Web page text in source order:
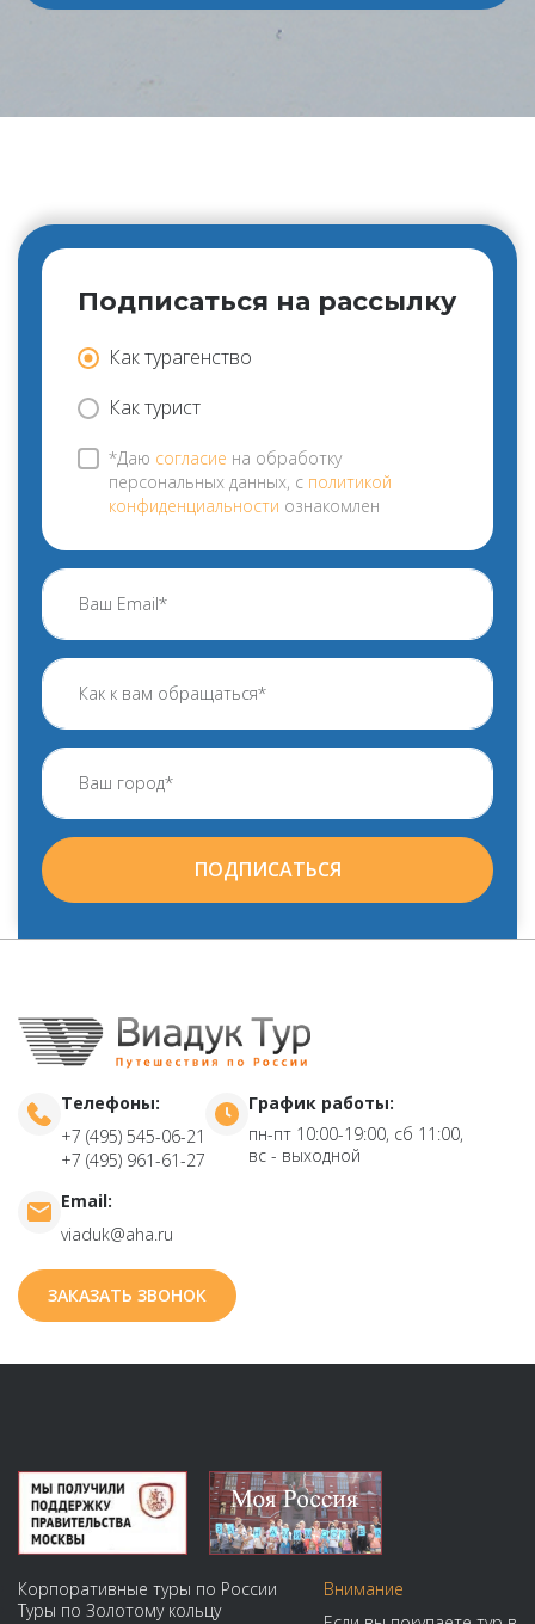
Подписаться на рассылку
Как турагенство
Как турист
*Даю согласие на обработку
персональных данных, с политикой
конфиденциальности ознакомлен
ПОДПИСАТЬСЯ
Телефоны:
+7 (495) 545-06-21
+7 (495) 961-61-27
График работы:
пн-пт 10:00-19:00, сб 11:00,
вс - выходной
Email:
viaduk@aha.ru
ЗАКАЗАТЬ ЗВОНОК
Корпоративные туры по России
Туры по Золотому кольцу
Внимание